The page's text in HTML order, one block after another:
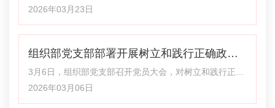
者博物馆及读者插图艺术馆。通过创刊史料、经典期刊、
政教育主题党日活动
进党纪学习教育常态化长效化，切实增强党员干部纪律意
识和规矩意识，落实校（院）“纪律教育月”活动要求，3月
党支部联合开展“廉润初心 砥砺前行”主题党日活动，组织
全体党员赴甘肃省女子监狱开展廉政警示教育。 活动中，
全体党员严格遵守活动纪律，有序完成参观学习。通过参
2026年03月23日
组织部党支部部署开展树立和践行正确政绩
观学习教育工作
3月6日，组织部党支部召开党员大会，对树立和践行正确
政绩观学习教育工作进行部署，党支部全体党员参加会
议。张志泰同志主持会议并作安排部署。 会议传达学习了
2026年03月06日